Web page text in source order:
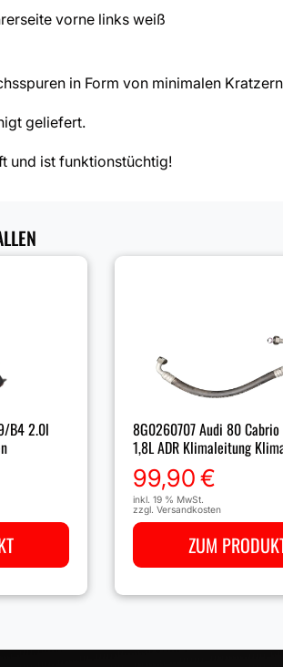
vorne links weiß
in Form von minimalen
geliefert.
und ist funktionstüchtig!
B4 2.0l
8G0260707 Audi 80 Cabrio
1,8L ADR Klimaleitung
99,90€
inkl. 19 % MwSt.
zzgl. Versandkosten
ZUM